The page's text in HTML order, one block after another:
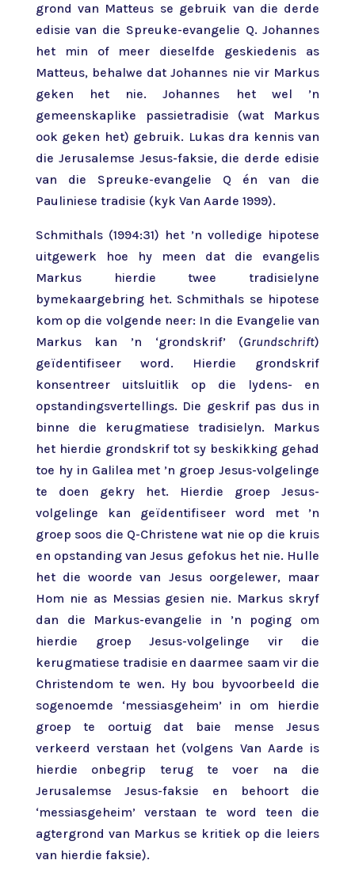
grond van Matteus se gebruik van die derde
edisie van die Spreuke-evangelie Q. Johannes
het min of meer dieselfde geskiedenis as
Matteus, behalwe dat Johannes nie vir Markus
geken het nie. Johannes het wel ’n
gemeenskaplike passietradisie (wat Markus
ook geken het) gebruik. Lukas dra kennis van
die Jerusalemse Jesus-faksie, die derde edisie
van die Spreuke-evangelie Q én van die
Pauliniese tradisie (kyk Van Aarde 1999).
Schmithals (1994:31) het ’n volledige hipotese
uitgewerk hoe hy meen dat die evangelis
Markus hierdie twee tradisielyne
bymekaargebring het. Schmithals se hipotese
kom op die volgende neer: In die Evangelie van
Markus kan ’n ‘grondskrif’ (Grundschrift)
geïdentifiseer word. Hierdie grondskrif
konsentreer uitsluitlik op die lydens- en
opstandingsvertellings. Die geskrif pas dus in
binne die kerugmatiese tradisielyn. Markus
het hierdie grondskrif tot sy beskikking gehad
toe hy in Galilea met ’n groep Jesus-volgelinge
te doen gekry het. Hierdie groep Jesus-
volgelinge kan geïdentifiseer word met ’n
groep soos die Q-Christene wat nie op die kruis
en opstanding van Jesus gefokus het nie. Hulle
het die woorde van Jesus oorgelewer, maar
Hom nie as Messias gesien nie. Markus skryf
dan die Markus-evangelie in ’n poging om
hierdie groep Jesus-volgelinge vir die
kerugmatiese tradisie en daarmee saam vir die
Christendom te wen. Hy bou byvoorbeeld die
sogenoemde ‘messiasgeheim’ in om hierdie
groep te oortuig dat baie mense Jesus
verkeerd verstaan het (volgens Van Aarde is
hierdie onbegrip terug te voer na die
Jerusalemse Jesus-faksie en behoort die
‘messiasgeheim’ verstaan te word teen die
agtergrond van Markus se kritiek op die leiers
van hierdie faksie).